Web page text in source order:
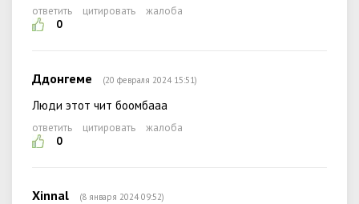
ответить цитировать
жалоба
0
Ддонгеме (20 февраля 2024 15:51)
Люди этот чит боомбааа
ответить цитировать
жалоба
0
Xinnal (8 января 2024 09:52)